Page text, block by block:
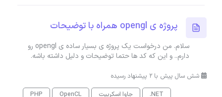
پروژه ی opengl همراه با توضیحات
سلام. من درخواست یک پروژه ی بسیار ساده ی opengl رو
دارم.. و این که کد ها حتما توضیحات و دلیل داشته باشه.
شش سال پیش با 2 پیشنهاد رسیده
.NET
جاوا اسکریپت OpenCL
PHP